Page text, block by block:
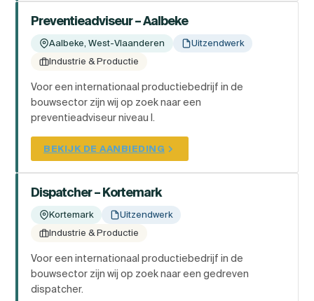
Preventieadviseur – Aalbeke
Aalbeke, West-Vlaanderen
Uitzendwerk
Industrie & Productie
Voor een internationaal productiebedrijf in de
bouwsector zijn wij op zoek naar een
preventieadviseur niveau I.
BEKIJK DE AANBIEDING
Dispatcher – Kortemark
Kortemark
Uitzendwerk
Industrie & Productie
Voor een internationaal productiebedrijf in de
bouwsector zijn wij op zoek naar een gedreven
dispatcher.